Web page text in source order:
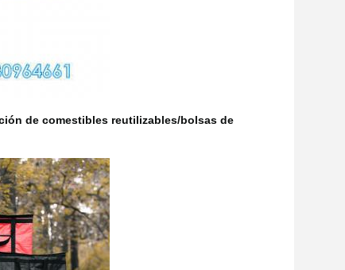
de comestibles reutilizables/bolsas de